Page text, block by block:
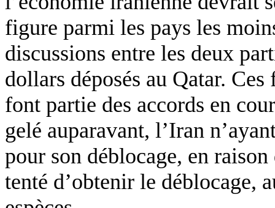
figure parmi les pays les
discussions entre les deux
dollars déposés au Qatar.
font partie des accords en
gelé auparavant, l’Iran
pour son déblocage, en
tenté d’obtenir le déblocage,